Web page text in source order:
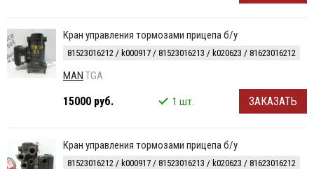
Кран управления тормозами прицепа б/у
81523016212 / k000917 / 81523016213 / k020623 / 81623016212
MAN TGA
15000 руб. 1 шт. ЗАКАЗАТЬ
Кран управления тормозами прицепа б/у
81523016212 / k000917 / 81523016213 / k020623 / 81623016212